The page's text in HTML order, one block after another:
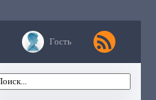
Гость